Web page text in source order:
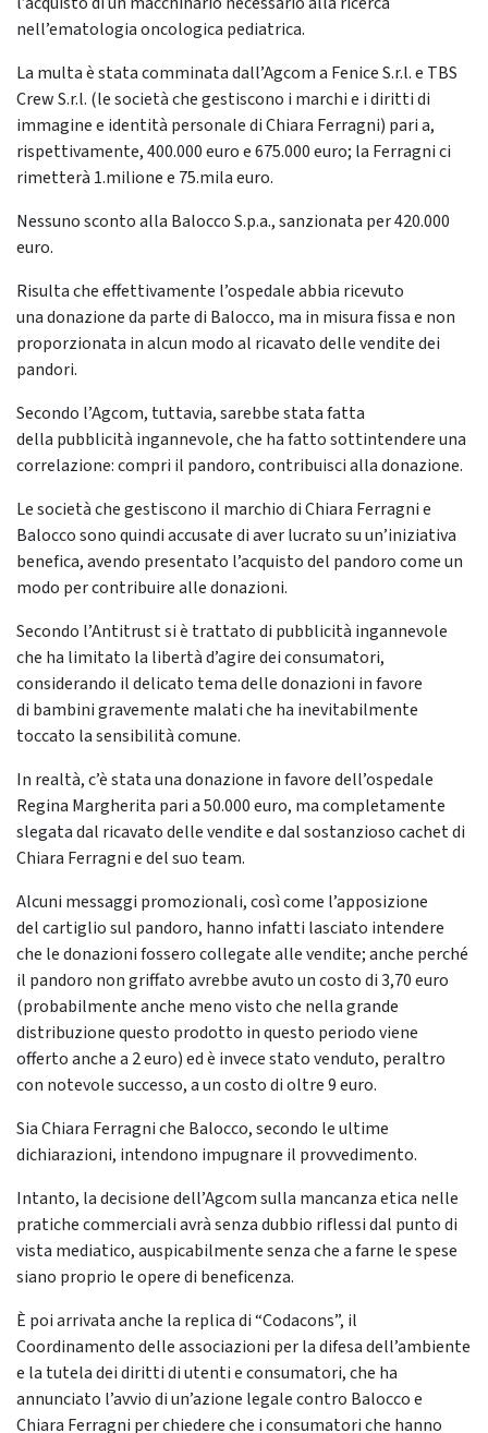
nell’ematologia oncologica pediatrica.
La multa è stata comminata dall’Agcom a Fenice S.r.l. e TBS
Crew S.r.l. (le società che gestiscono i marchi e i diritti di
immagine e identità personale di Chiara Ferragni) pari a,
rispettivamente, 400.000 euro e 675.000 euro; la Ferragni ci
rimetterà 1.milione e 75.mila euro.
Nessuno sconto alla Balocco S.p.a., sanzionata per 420.000
euro.
Risulta che effettivamente l’ospedale abbia ricevuto
una donazione da parte di Balocco, ma in misura fissa e non
proporzionata in alcun modo al ricavato delle vendite dei
pandori.
Secondo l’Agcom, tuttavia, sarebbe stata fatta
della pubblicità ingannevole, che ha fatto sottintendere una
correlazione: compri il pandoro, contribuisci alla donazione.
Le società che gestiscono il marchio di Chiara Ferragni e
Balocco sono quindi accusate di aver lucrato su un’iniziativa
benefica, avendo presentato l’acquisto del pandoro come un
modo per contribuire alle donazioni.
Secondo l’Antitrust si è trattato di pubblicità ingannevole
che ha limitato la libertà d’agire dei consumatori,
considerando il delicato tema delle donazioni in favore
di bambini gravemente malati che ha inevitabilmente
toccato la sensibilità comune.
In realtà, c’è stata una donazione in favore dell’ospedale
Regina Margherita pari a 50.000 euro, ma completamente
slegata dal ricavato delle vendite e dal sostanzioso cachet di
Chiara Ferragni e del suo team.
Alcuni messaggi promozionali, così come l’apposizione
del cartiglio sul pandoro, hanno infatti lasciato intendere
che le donazioni fossero collegate alle vendite; anche perché
il pandoro non griffato avrebbe avuto un costo di 3,70 euro
(probabilmente anche meno visto che nella grande
distribuzione questo prodotto in questo periodo viene
offerto anche a 2 euro) ed è invece stato venduto, peraltro
con notevole successo, a un costo di oltre 9 euro.
Sia Chiara Ferragni che Balocco, secondo le ultime
dichiarazioni, intendono impugnare il provvedimento.
Intanto, la decisione dell’Agcom sulla mancanza etica nelle
pratiche commerciali avrà senza dubbio riflessi dal punto di
vista mediatico, auspicabilmente senza che a farne le spese
siano proprio le opere di beneficenza.
È poi arrivata anche la replica di “Codacons”, il
Coordinamento delle associazioni per la difesa dell’ambiente
e la tutela dei diritti di utenti e consumatori, che ha
annunciato l’avvio di un’azione legale contro Balocco e
Chiara Ferragni per chiedere che i consumatori che hanno